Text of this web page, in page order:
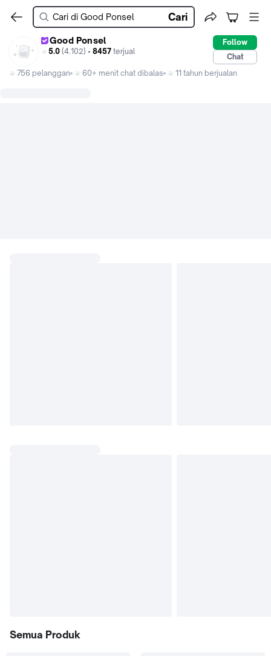
Cari
Good Ponsel
5.0 (4.102) • 8457 terjual
Follow
Chat
756 pelanggan
60+ menit chat dibalas 11 tahun berjualan
Semua Produk